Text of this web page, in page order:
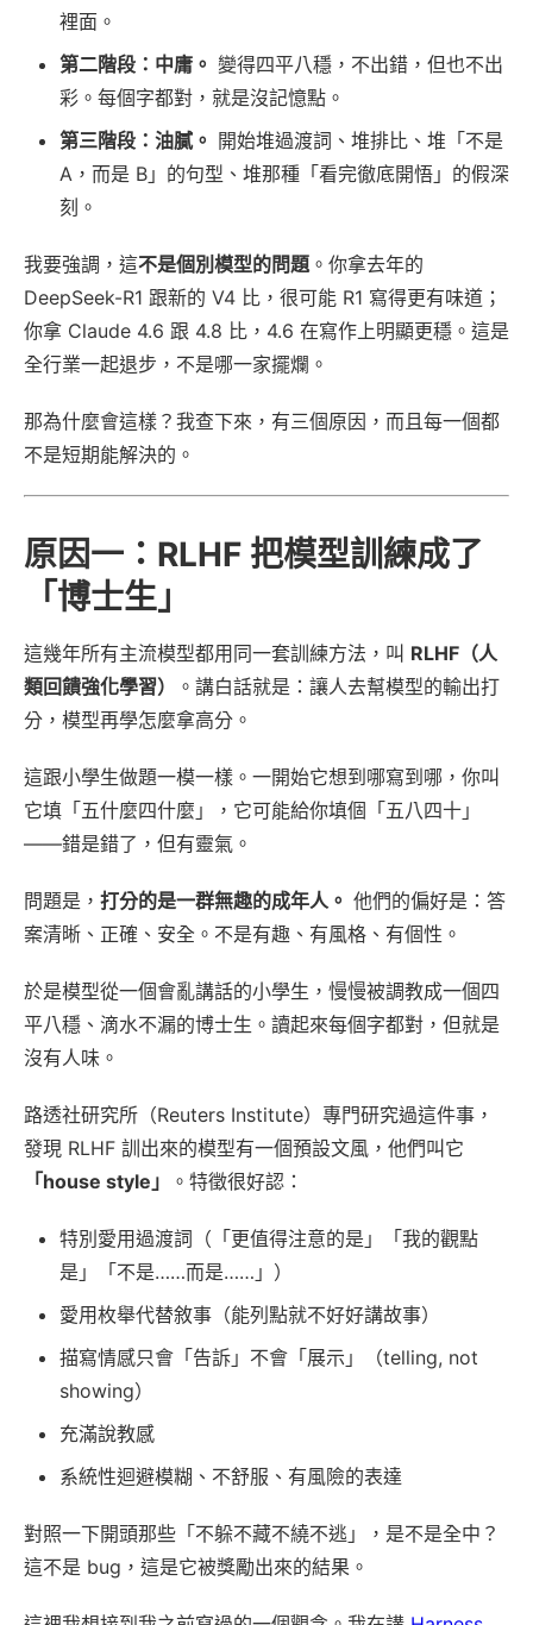
裡面。
第二階段：中庸。 變得四平八穩，不出錯，但也不出
彩。每個字都對，就是沒記憶點。
第三階段：油膩。 開始堆過渡詞、堆排比、堆「不是
A，而是 B」的句型、堆那種「看完徹底開悟」的假深
刻。
我要強調，這不是個別模型的問題 。你拿去年的
DeepSeek-R1 跟新的 V4 比，很可能 R1 寫得更有味道；
你拿 Claude 4.6 跟 4.8 比，4.6 在寫作上明顯更穩。這是
全行業一起退步，不是哪一家擺爛。
那為什麼會這樣？我查下來，有三個原因，而且每一個都
不是短期能解決的。
原因一：RLHF 把模型訓練成了
「博士生」
這幾年所有主流模型都用同一套訓練方法，叫 RLHF（人
類回饋強化學習）
。講白話就是：讓人去幫模型的輸出打
分，模型再學怎麼拿高分。
這跟小學生做題一模一樣。一開始它想到哪寫到哪，你叫
它填「五什麼四什麼」，它可能給你填個「五八四十」
——錯是錯了，但有靈氣。
問題是， 打分的是一群無趣的成年人。 他們的偏好是：答
案清晰、正確、安全。不是有趣、有風格、有個性。
於是模型從一個會亂講話的小學生，慢慢被調教成一個四
平八穩、滴水不漏的博士生。讀起來每個字都對，但就是
沒有人味。
路透社研究所（Reuters Institute）專門研究過這件事，
發現 RLHF 訓出來的模型有一個預設文風，他們叫它
「house style」
。特徵很好認：
特別愛用過渡詞（「更值得注意的是」「我的觀點
是」「不是……而是……」）
愛用枚舉代替敘事（能列點就不好好講故事）
描寫情感只會「告訴」不會「展示」（telling, not
showing）
充滿說教感
系統性迴避模糊、不舒服、有風險的表達
對照一下開頭那些「不躲不藏不繞不逃」，是不是全中？
這不是 bug，這是它被獎勵出來的結果。